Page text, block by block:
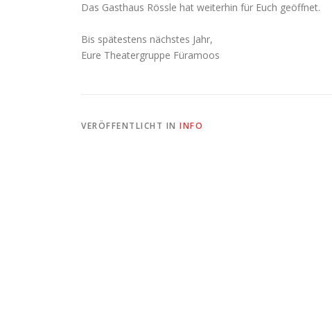
Das Gasthaus Rössle hat weiterhin für Euch geöffnet.
Bis spätestens nächstes Jahr,
Eure Theatergruppe Füramoos
VERÖFFENTLICHT IN INFO